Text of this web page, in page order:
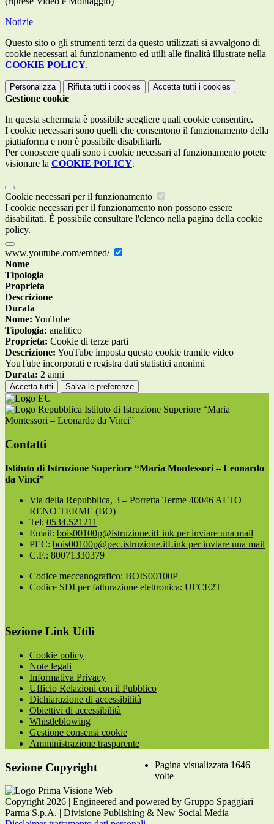
Notizie
Questo sito o gli strumenti terzi da questo utilizzati si avvalgono di
cookie necessari al funzionamento ed utili alle finalità illustrate nella
COOKIE POLICY.
Personalizza Rifiuta tutti i cookies Accetta tutti i cookies
Gestione cookie
In questa schermata è possibile scegliere quali cookie consentire.
I cookie necessari sono quelli che consentono il funzionamento della
piattaforma e non è possibile disabilitarli.
Per conoscere quali sono i cookie necessari al funzionamento potete
visionare la COOKIE POLICY.
Cookie necessari per il funzionamento
I cookie necessari per il funzionamento non possono essere
disabilitati. È possibile consultare l'elenco nella pagina della cookie
policy.
www.youtube.com/embed/
Nome
Tipologia
Proprieta
Descrizione
Durata
Nome: YouTube
Tipologia: analitico
Proprieta: Cookie di terze parti
Descrizione: YouTube imposta questo cookie tramite video
YouTube incorporati e registra dati statistici anonimi
Durata: 2 anni
Accetta tutti Salva le preferenze
Istituto di Istruzione Superiore “Maria
Montessori – Leonardo da Vinci”
Contatti
Istituto di Istruzione Superiore “Maria Montessori – Leonardo
da Vinci”
Via della Repubblica, 3 – Porretta Terme 40046 ALTO
RENO TERME (BO)
Tel: 0534.521211
Email: bois00100p@istruzione.itLink per inviare una mail
PEC: bois00100p@pec.istruzione.itLink per inviare una mail
C.F.: 80071330379
Codice meccanografico: BOIS00100P
Codice SDI per fatturazione elettronica: UFCE2T
Sezione Link Utili
Cookie policy
Note legali
Informativa Privacy
Ufficio Relazioni con il Pubblico
Dichiarazione di accessibilità
Obiettivi di accessibilità
Whistleblowing
Gestione consensi cookie
Amministrazione trasparente
Pagina visualizzata 1646
volte
Sezione Copyright
Copyright 2026 | Engineered and powered by Gruppo Spaggiari
Parma S.p.A. | Divisione Publishing & New Social Media